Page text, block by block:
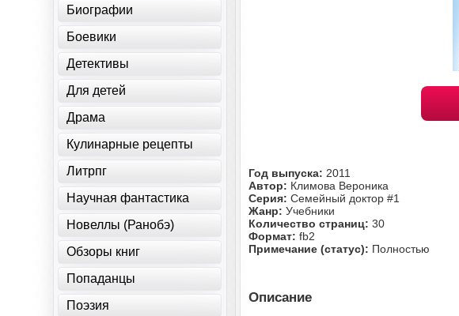
Год выпуска: 2011
Автор: Климова Вероника
Серия:Семейный доктор #1
Жанр:Учебники
Количество страниц:30
Формат:fb2
Примечание (статус): Полностью
Описание
Биографии
Боевики
Детективы
Для детей
Драма
Кулинарные рецепты
Литрпг
Научная фантастика
Новеллы (Ранобэ)
Обзоры книг
Попаданцы
Поэзия